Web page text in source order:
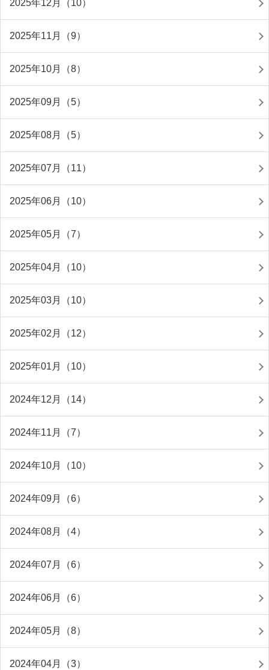
2025年12月（10）
2025年11月（9）
2025年10月（8）
2025年09月（5）
2025年08月（5）
2025年07月（11）
2025年06月（10）
2025年05月（7）
2025年04月（10）
2025年03月（10）
2025年02月（12）
2025年01月（10）
2024年12月（14）
2024年11月（7）
2024年10月（10）
2024年09月（6）
2024年08月（4）
2024年07月（6）
2024年06月（6）
2024年05月（8）
2024年04月（3）